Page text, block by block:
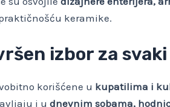
keramike.
izbor za
korišćene u kupatilima i
i u dnevnim sobama,